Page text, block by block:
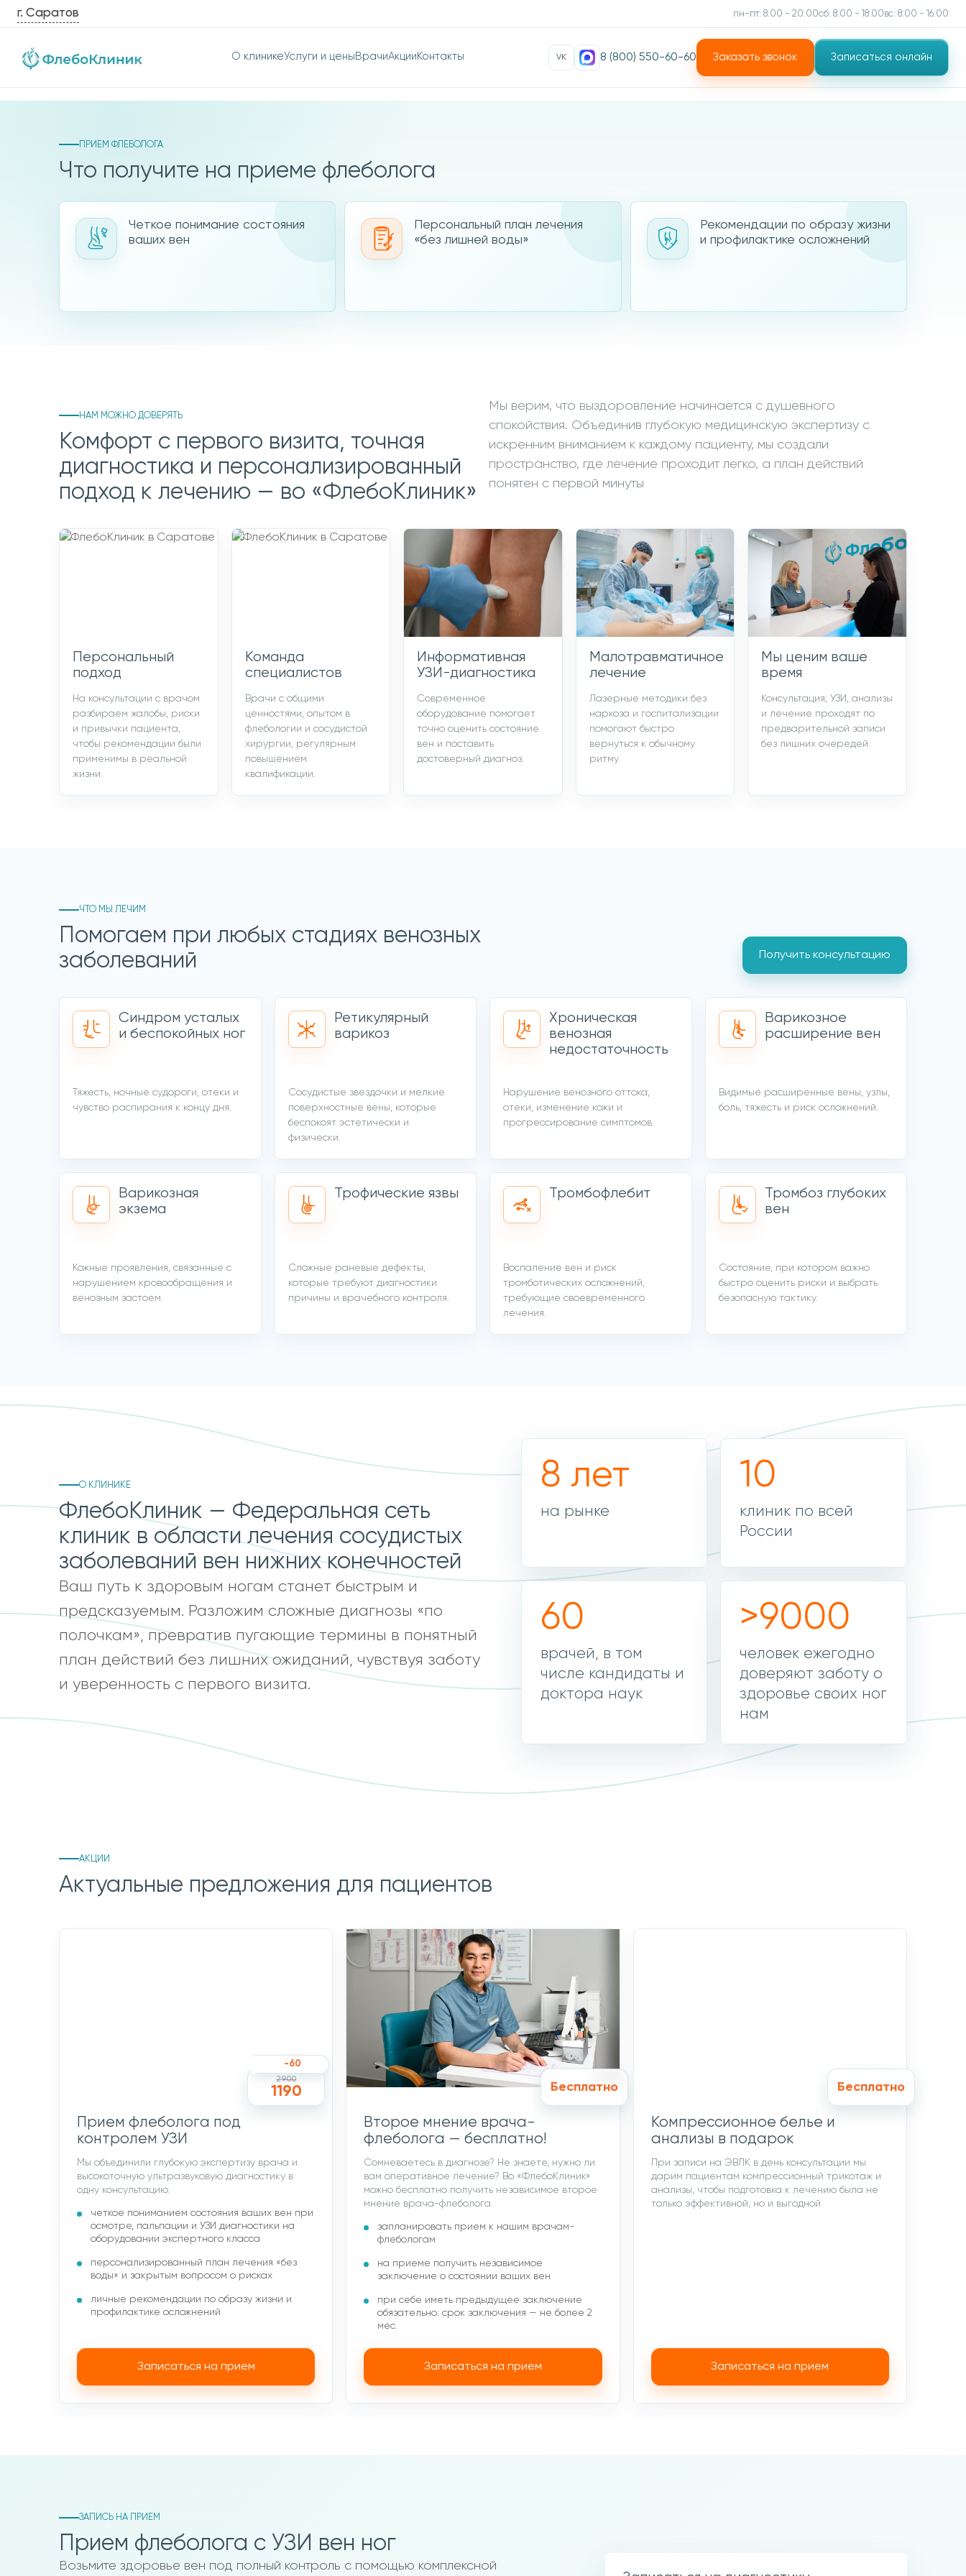
г. Саратов пн-пт: 8:00 - 20:00сб: 8:00 - 18:00вс: 8:00 - 16:00
О клиникеУслуги и цены ВрачиАкции Контакты VK 8 (800) 550-60-60 Заказать звонок Записаться онлайн
Комплексная диагностика варикоза
Возьмите
здоровье вен
под контроль
ПРИЕМ ФЛЕБОЛОГА
Что получите на приеме флеболога
Четкое понимание состояния
ваших вен
Персональный план лечения
«без лишней воды»
Рекомендации по образу жизни
и профилактике осложнений
НАМ МОЖНО ДОВЕРЯТЬ
Комфорт с первого визита, точная
диагностика и персонализированный
подход к лечению — во «ФлебоКлиник»
Мы верим, что выздоровление начинается с душевного
спокойствия. Объединив глубокую медицинскую экспертизу с
искренним вниманием к каждому пациенту, мы создали
пространство, где лечение проходит легко, а план действий
понятен с первой минуты
Персональный
подход
На консультации с врачом
разбираем жалобы, риски
и привычки пациента,
чтобы рекомендации были
применимы в реальной
жизни.
Команда
специалистов
Врачи с общими
ценностями, опытом в
флебологии и сосудистой
хирургии, регулярным
повышением
квалификации.
Информативная
УЗИ-диагностика
Современное
оборудование помогает
точно оценить состояние
вен и поставить
достоверный диагноз.
Малотравматичное
лечение
Лазерные методики без
наркоза и госпитализации
помогают быстро
вернуться к обычному
ритму.
Мы ценим ваше
время
Консультация, УЗИ, анализы
и лечение проходят по
предварительной записи
без лишних очередей.
ЧТО МЫ ЛЕЧИМ
Помогаем при любых стадиях венозных
заболеваний
Получить консультацию
Синдром усталых
и беспокойных ног
Тяжесть, ночные судороги, отеки и
чувство распирания к концу дня.
Ретикулярный
варикоз
Сосудистые звездочки и мелкие
поверхностные вены, которые
беспокоят эстетически и
физически.
Хроническая
венозная
недостаточность
Нарушение венозного оттока,
отеки, изменение кожи и
прогрессирование симптомов.
Варикозное
расширение вен
Видимые расширенные вены, узлы,
боль, тяжесть и риск осложнений.
Варикозная
экзема
Кожные проявления, связанные с
нарушением кровообращения и
венозным застоем.
Трофические язвы
Сложные раневые дефекты,
которые требуют диагностики
причины и врачебного контроля.
Тромбофлебит
Воспаление вен и риск
тромботических осложнений,
требующие своевременного
лечения.
Тромбоз глубоких
вен
Состояние, при котором важно
быстро оценить риски и выбрать
безопасную тактику.
О КЛИНИКЕ
ФлебоКлиник — Федеральная сеть
клиник в области лечения сосудистых
заболеваний вен нижних конечностей
Ваш путь к здоровым ногам станет быстрым и
предсказуемым. Разложим сложные диагнозы «по
полочкам», превратив пугающие термины в понятный
план действий без лишних ожиданий, чувствуя заботу
и уверенность с первого визита.
8 лет
на рынке
10
клиник по всей
России
60
врачей, в том
числе кандидаты и
доктора наук
>9000
человек ежегодно
доверяют заботу о
здоровье своих ног
нам
АКЦИИ
Актуальные предложения для пациентов
Прием флеболога под
контролем УЗИ
Мы объединили глубокую экспертизу врача и
высокоточную ультразвуковую диагностику в
одну консультацию.
четкое пониманием состояния ваших вен при
осмотре, пальпации и УЗИ диагностики на
оборудовании экспертного класса
персонализированный план лечения «без
воды» и закрытым вопросом о рисках
личные рекомендации по образу жизни и
профилактике осложнений
-60
2900
1190
Записаться на прием
Второе мнение врача-
флеболога — бесплатно!
Сомневаетесь в диагнозе? Не знаете, нужно ли
вам оперативное лечение? Во «ФлебоКлиник»
можно бесплатно получить независимое второе
мнение врача-флеболога.
запланировать прием к нашим врачам-
флебологам
на приеме получить независимое
заключение о состоянии ваших вен
при себе иметь предыдущее заключение
обязательно: срок заключения — не более 2
мес.
Бесплатно
Записаться на прием
Компрессионное белье и
анализы в подарок
При записи на ЭВЛК в день консультации мы
дарим пациентам компрессионный трикотаж и
анализы, чтобы подготовка к лечению была не
только эффективной, но и выгодной.
Бесплатно
Записаться на прием
ЗАПИСЬ НА ПРИЕМ
Прием флеболога с УЗИ вен ног
Возьмите здоровье вен под полный контроль с помощью комплексной